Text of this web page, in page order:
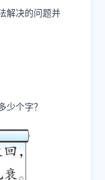
解决的问题并
少个字？